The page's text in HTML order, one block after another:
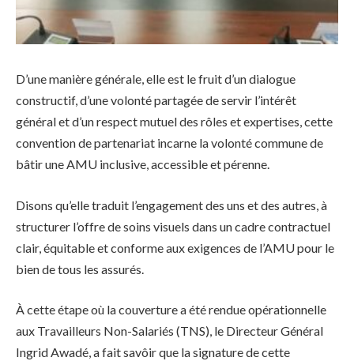
D’une manière générale, elle est le fruit d’un dialogue
constructif, d’une volonté partagée de servir l’intérêt
général et d’un respect mutuel des rôles et expertises, cette
convention de partenariat incarne la volonté commune de
bâtir une AMU inclusive, accessible et pérenne.
Disons qu’elle traduit l’engagement des uns et des autres, à
structurer l’offre de soins visuels dans un cadre contractuel
clair, équitable et conforme aux exigences de l’AMU pour le
bien de tous les assurés.
À cette étape où la couverture a été rendue opérationnelle
aux Travailleurs Non-Salariés (TNS), le Directeur Général
Ingrid Awadé, a fait savôir que la signature de cette